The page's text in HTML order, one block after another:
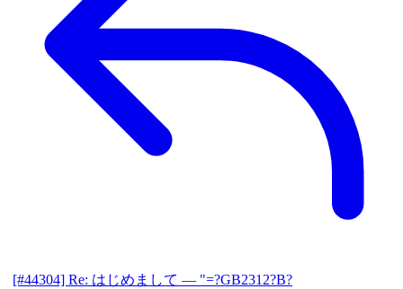
[#44304] Re: はじめまして — "=?GB2312?B?